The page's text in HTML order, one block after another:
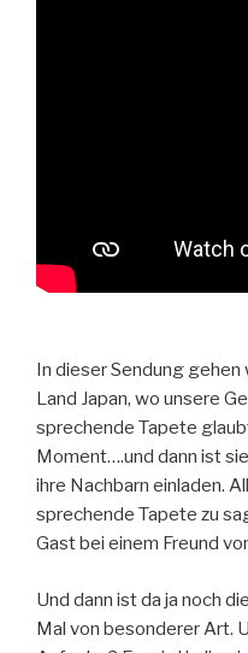
In dieser Sendung gehen
Land Japan, wo unsere
sprechende Tapete
Moment….und dann ist
ihre Nachbarn einladen.
sprechende Tapete zu
Gast bei einem Freund
Und dann ist da ja noch
Mal von besonderer Art.